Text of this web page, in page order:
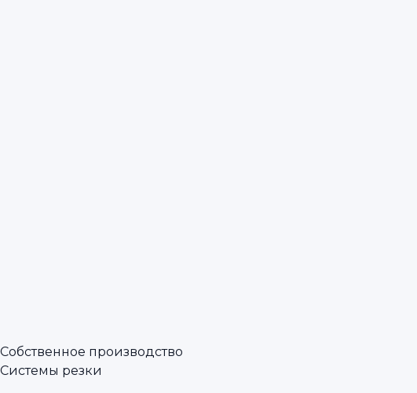
Собственное производство
Системы резки